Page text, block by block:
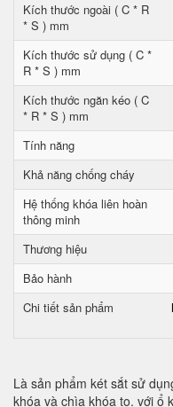
Kích thước ngoài ( C * R
* S ) mm
Kích thước sử dụng ( C *
R * S ) mm
Kích thước ngăn kéo ( C
* R * S ) mm
Tính năng
Khả năng chống cháy
Hệ thống khóa liên hoàn
thông minh
Thương hiệu
Bảo hành
Chi tiết sản phẩm
Là sản phẩm két sắt sử
khóa và chìa khóa to. với ổ